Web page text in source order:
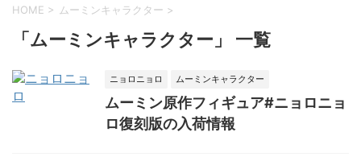
HOME > ムーミンキャラクター >
「ムーミンキャラクター」 一覧
ニョロニョロ ムーミンキャラクター
ムーミン原作フィギュア#ニョロニョ
ロ復刻版の入荷情報